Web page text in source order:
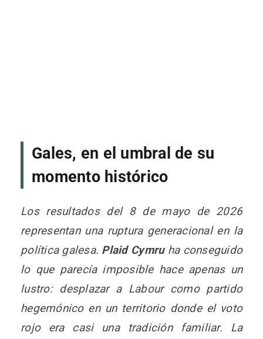
Gales, en el umbral de su
momento histórico
Los resultados del 8 de mayo de 2026
representan una ruptura generacional en la
política galesa. Plaid Cymruha conseguido
lo que parecía imposible hace apenas un
lustro: desplazar a Labour como partido
hegemónico en un territorio donde el voto
rojo era casi una tradición familiar. La